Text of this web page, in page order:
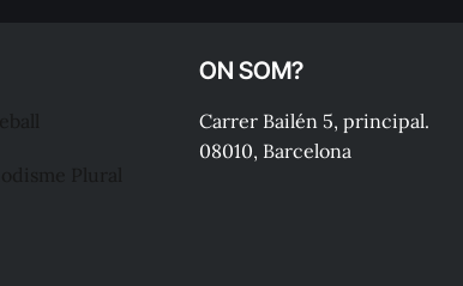
ON SOM?
Carrer Bailén 5, principal.
08010, Barcelona